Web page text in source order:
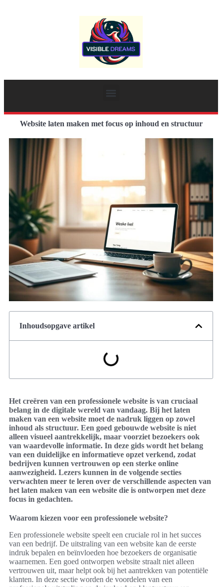
Website laten maken met focus op inhoud en structuur
Inhoudsopgave artikel
Het creëren van een professionele website is van cruciaal
belang in de digitale wereld van vandaag. Bij het laten
maken van een website moet de nadruk liggen op zowel
inhoud als structuur. Een goed gebouwde website is niet
alleen visueel aantrekkelijk, maar voorziet bezoekers ook
van waardevolle informatie. In deze gids wordt het belang
van een duidelijke en informatieve opzet verkend, zodat
bedrijven kunnen vertrouwen op een sterke online
aanwezigheid. Lezers kunnen in de volgende secties
verwachten meer te leren over de verschillende aspecten van
het laten maken van een website die is ontworpen met deze
focus in gedachten.
Waarom kiezen voor een professionele website?
Een professionele website speelt een cruciale rol in het succes
van een bedrijf. De uitstraling van een website kan de eerste
indruk bepalen en beïnvloeden hoe bezoekers de organisatie
waarnemen. Een goed ontworpen website straalt niet alleen
vertrouwen uit, maar helpt ook bij het aantrekken van potentiële
klanten. In deze sectie worden de voordelen van een